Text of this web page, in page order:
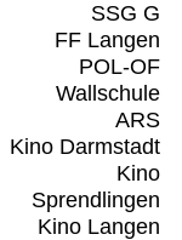
SSG G
FF Langen
POL-OF
Wallschule
ARS
Kino Darmstadt
Kino
Sprendlingen
Kino Langen